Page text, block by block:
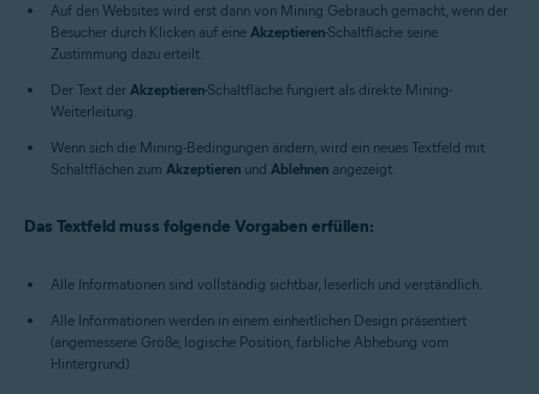
Auf den Websites wird erst dann von Mining Gebrauch gemacht, wenn der
Besucher durch Klicken auf eine Akzeptieren-Schaltfläche seine
Zustimmung dazu erteilt.
Der Text der Akzeptieren-Schaltfläche fungiert als direkte Mining-
Weiterleitung.
Wenn sich die Mining-Bedingungen ändern, wird ein neues Textfeld mit
Schaltflächen zum Akzeptieren und Ablehnen angezeigt.
Das Textfeld muss folgende Vorgaben erfüllen:
Alle Informationen sind vollständig sichtbar, leserlich und verständlich.
Alle Informationen werden in einem einheitlichen Design präsentiert
(angemessene Größe, logische Position, farbliche Abhebung vom
Hintergrund).